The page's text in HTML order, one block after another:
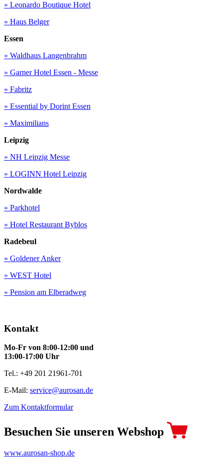
» Leonardo Boutique Hotel
» Haus Belger
Essen
» Waldhaus Langenbrahm
» Garner Hotel Essen - Messe
» Fabritz
» Essential by Dorint Essen
» Maximilians
Leipzig
» NH Leipzig Messe
» LOGINN Hotel Leipzig
Nordwalde
» Parkhotel
» Hotel Restaurant Byblos
Radebeul
» Goldener Anker
» WEST Hotel
» Pension am Elberadweg
Kontakt
Mo-Fr von 8:00-12:00 und
13:00-17:00 Uhr
Tel.: +49 201 21961-701
E-Mail: service@aurosan.de
Zum Kontaktformular
Besuchen Sie unseren Webshop
www.aurosan-shop.de